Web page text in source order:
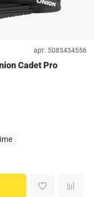
арт. 5083434556
Cadet Pro